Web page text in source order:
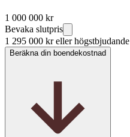
1 000 000 kr
Bevaka slutpris
1 295 000 kr eller högstbjudande
Beräkna din boendekostnad